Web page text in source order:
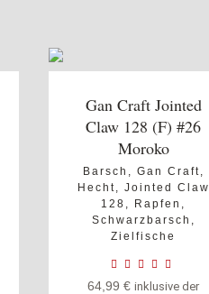
Gan Craft Jointed
Claw 128 (F) #26
Moroko
Barsch Gan Craft
Hecht
Jointed Claw
128
Rapfen
Schwarzbarsch
Zielfische
64,99 € inklusive der